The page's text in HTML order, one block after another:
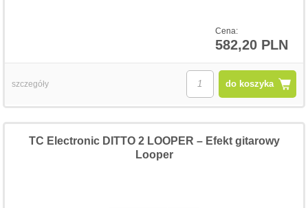
Cena:
582,20 PLN
do koszyka
szczegóły
TC Electronic DITTO 2 LOOPER – Efekt gitarowy
Looper